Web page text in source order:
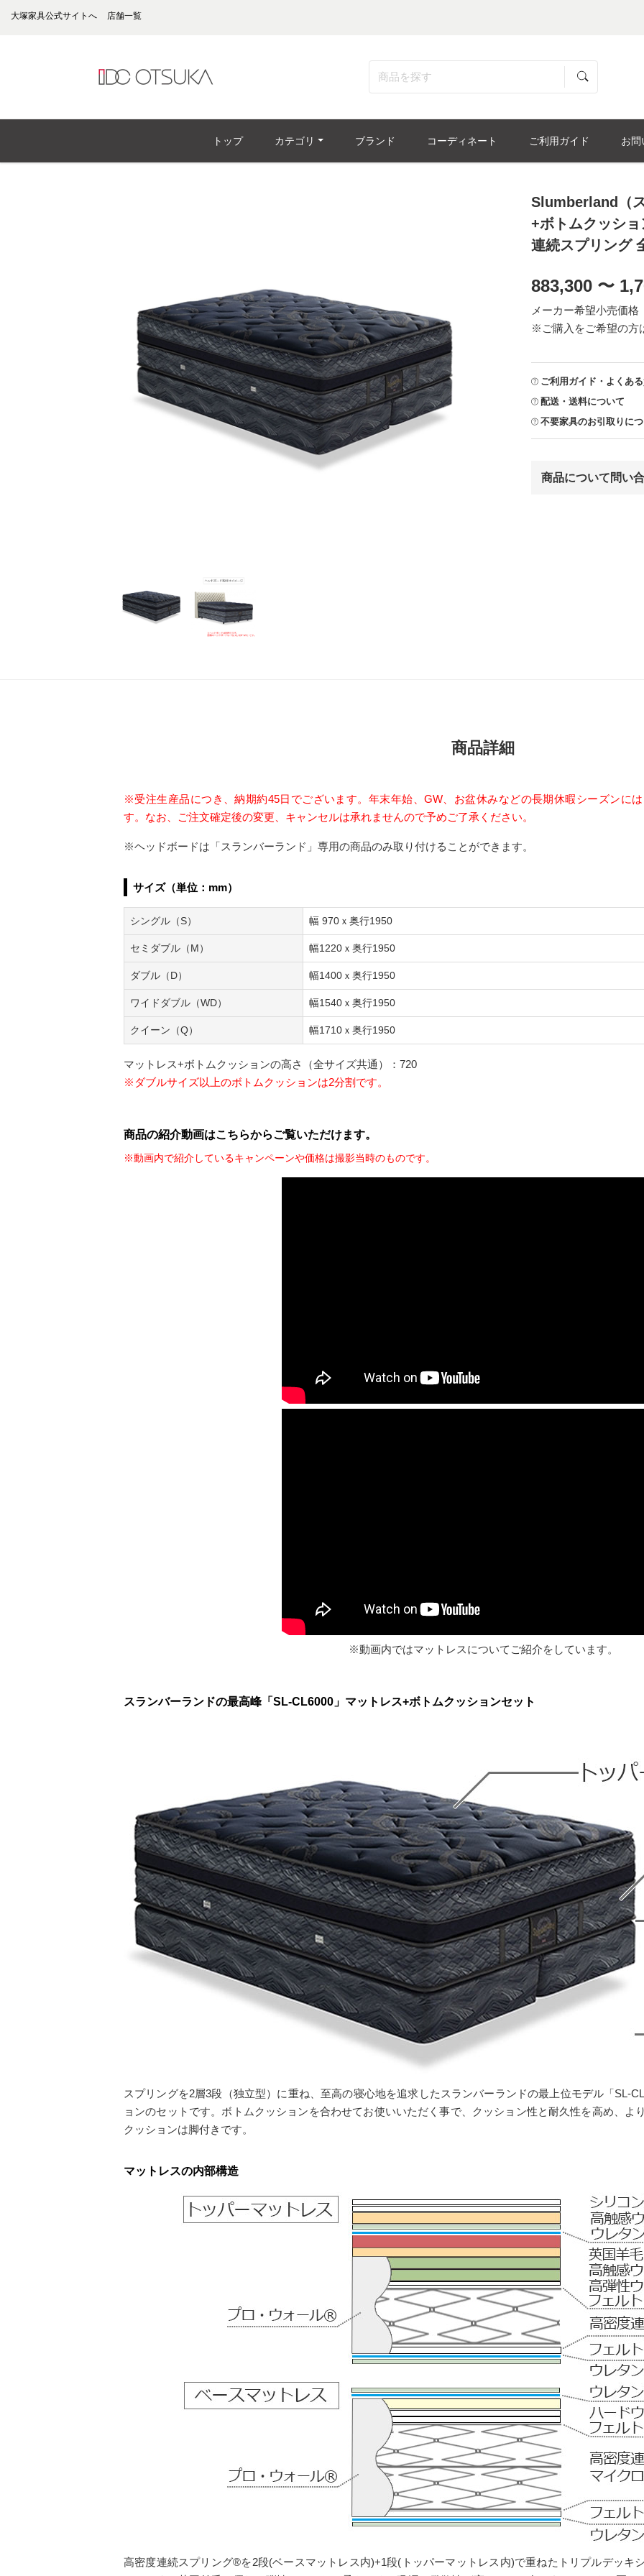
大塚家具公式サイトへ 店舗一覧
トップ カテゴリ ブランド コーディネート ご利用ガイド お問
Slumberland（
+ボトムクッシ
連続スプリング
883,300 〜
メーカー希望小売価格
※ご購入をご希望の方
ご利用ガイド・よくあ
配送・送料について
不要家具のお引取りに
商品について問い
商品詳細
※受注生産品につき、納期約45日でございます。年末年始、GW、お盆休みなどの長期休暇シーズンに
す。 なお、ご注文確定後の変更、キャンセルは承れませんので予めご了承ください。
※ヘッドボードは「スランバーランド」専用の商品のみ取り付けることができます。
サイズ（単位：mm）
シングル（S） 幅 970ｘ奥行1950
セミダブル（M） 幅1220ｘ奥行1950
ダブル（D） 幅1400ｘ奥行1950
ワイドダブル（WD） 幅1540ｘ奥行1950
クイーン（Q） 幅1710ｘ奥行1950
マットレス+ボトムクッションの高さ（全サイズ共通）：720
※ダブルサイズ以上のボトムクッションは2分割です。
商品の紹介動画はこちらからご覧いただけます。
※動画内で紹介しているキャンペーンや価格は撮影当時のものです。
※動画内ではマットレスについてご紹介をしています。
スランバーランドの最高峰「SL-CL6000」マットレス+ボトムクッションセット
スプリングを2層3段（独立型）に重ね、至高の寝心地を追求したスランバーランドの最上位モデル「SL-
ョンのセットです。ボトムクッションを合わせてお使いいただく事で、クッション性と耐久性を高め、
クッションは脚付きです。
マットレスの内部構造
高密度連続スプリング®を2段(ベースマットレス内)+1段(トッパーマットレス内)で重ねたトリプルデッキ